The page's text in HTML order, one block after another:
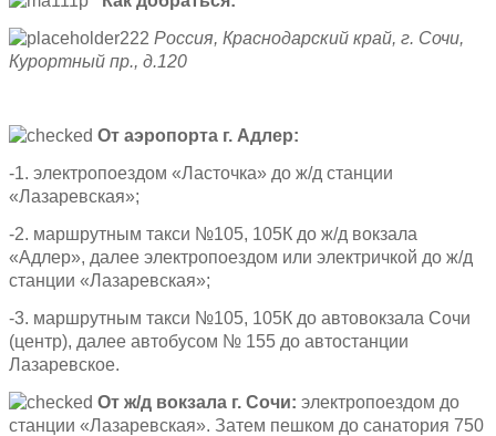
Россия, Краснодарский край, г. Сочи,
Курортный пр., д.120
От аэропорта г. Адлер:
-1. электропоездом «Ласточка» до ж/д станции
«Лазаревская»;
-2. маршрутным такси №105, 105К до ж/д вокзала
«Адлер», далее электропоездом или электричкой до ж/д
станции «Лазаревская»;
-3. маршрутным такси №105, 105К до автовокзала Сочи
(центр), далее автобусом № 155 до автостанции
Лазаревское.
От ж/д вокзала г. Сочи: электропоездом до
станции «Лазаревская». Затем пешком до санатория 750